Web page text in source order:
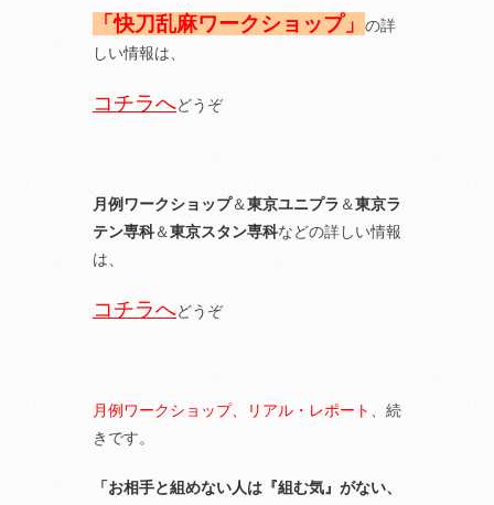
「快刀乱麻ワークショップ」
の詳
しい情報は、
コチラへどうぞ
月例ワークショップ＆東京ユニプラ ＆東京ラ
テン専科＆東京スタン専科などの詳しい情報
は、
コチラへどうぞ
月例ワークショップ、リアル・レポート
、続
きです。
「お相手と組めない人は『組む気』がない、